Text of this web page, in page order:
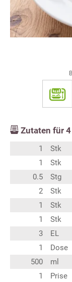
Zutaten für 4
1 Stk
1
Stk
0.5
Stg
2
Stk
1
Stk
1
Stk
3
EL
1
Dose
500
ml
1
Prise